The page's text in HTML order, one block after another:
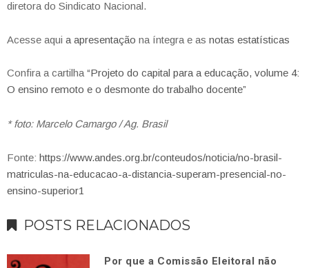
diretora do Sindicato Nacional.
Acesse aqui a apresentação na íntegra e as notas estatísticas
Confira a cartilha “Projeto do capital para a educação, volume 4:
O ensino remoto e o desmonte do trabalho docente”
* foto: Marcelo Camargo / Ag. Brasil
Fonte: https://www.andes.org.br/conteudos/noticia/no-brasil-
matriculas-na-educacao-a-distancia-superam-presencial-no-
ensino-superior1
POSTS RELACIONADOS
Por que a Comissão Eleitoral não